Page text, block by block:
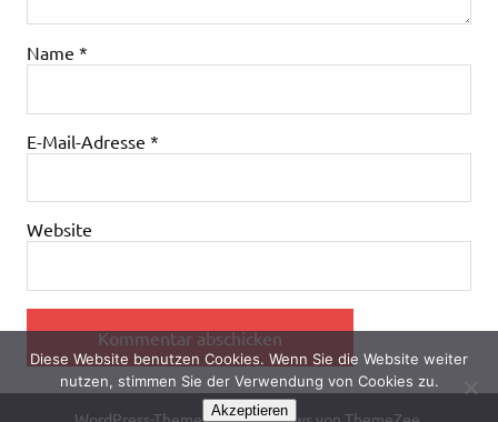
Name *
E-Mail-Adresse *
Website
Diese Website benutzen Cookies. Wenn Sie die Website weiter
nutzen, stimmen Sie der Verwendung von Cookies zu.
Akzeptieren